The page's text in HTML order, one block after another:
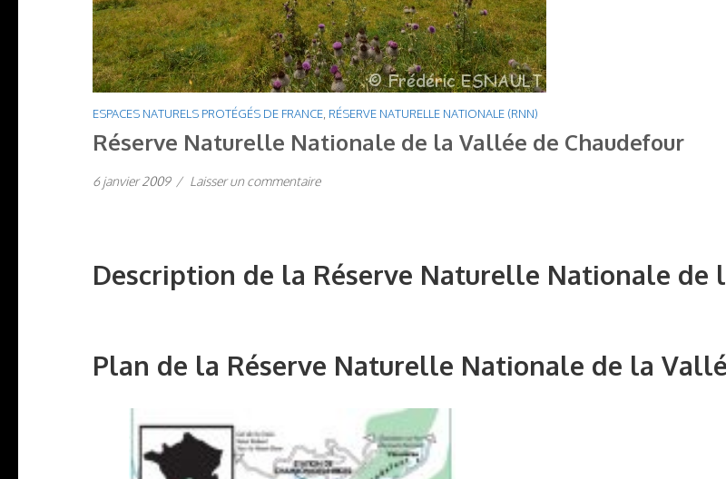
ESPACES NATURELS PROTÉGÉS DE FRANCE RÉSERVE NATURELLE NATIONALE (RNN)
Réserve Naturelle Nationale de la Vallée de Chaudefour
6 janvier 2009 / Laisser un commentaire
Description de la Réserve Naturelle Nationale de
Plan de la Réserve Naturelle Nationale de la